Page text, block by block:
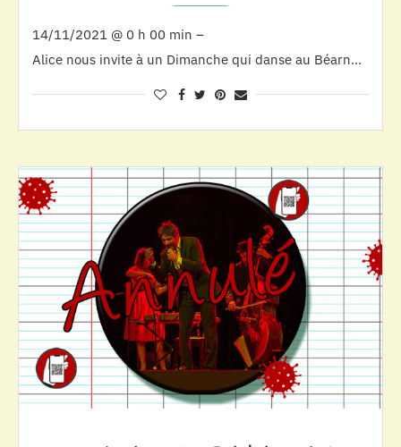
14/11/2021 @ 0 h 00 min –
Alice nous invite à un Dimanche qui danse au Béarn…